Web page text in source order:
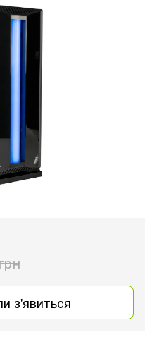
з'явиться